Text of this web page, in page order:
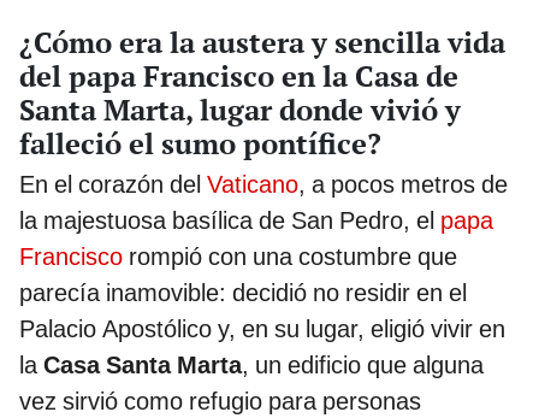
¿Cómo era la austera y sencilla vida
del papa Francisco en la Casa de
Santa Marta, lugar donde vivió y
falleció el sumo pontífice?
En el corazón del Vaticano, a pocos metros de
la majestuosa basílica de San Pedro, el papa
Francisco rompió con una costumbre que
parecía inamovible: decidió no residir en el
Palacio Apostólico y, en su lugar, eligió vivir en
laCasa Santa Marta, un edificio que alguna
vez sirvió como refugio para personas